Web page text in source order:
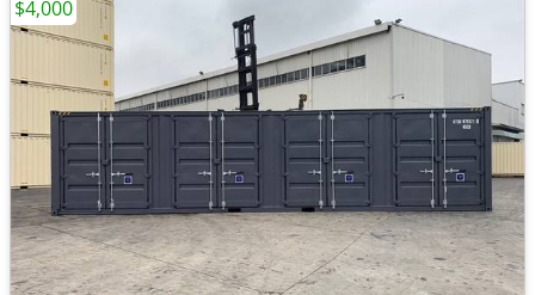
$4,000